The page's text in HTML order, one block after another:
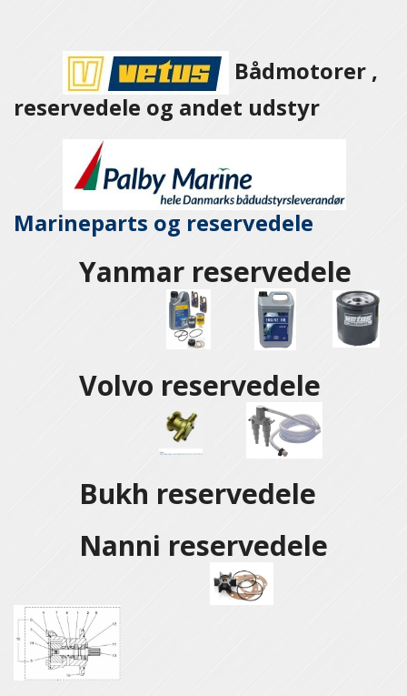
Bådmotorer ,
reservedele og andet udstyr
Marineparts og reservedele
Yanmar reservedele
Volvo reservedele
Bukh reservedele
Nanni reservedele